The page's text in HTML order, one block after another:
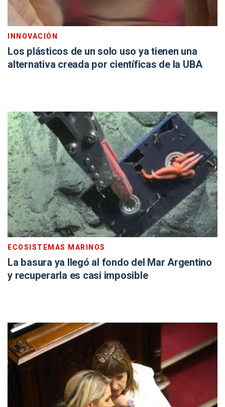
INNOVACIÓN
Los plásticos de un solo uso ya tienen una
alternativa creada por científicas de la UBA
ECOSISTEMAS MARINOS
La basura ya llegó al fondo del Mar Argentino
y recuperarla es casi imposible